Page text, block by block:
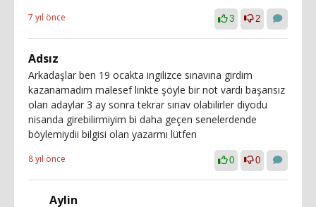
7 yıl önce 3 2
Adsız
Arkadaşlar ben 19 ocakta ingilizce sınavına girdim
kazanamadım malesef linkte şöyle bir not vardı başarısız
olan adaylar 3 ay sonra tekrar sınav olabilirler diyodu
nisanda girebilirmiyim bi daha geçen senelerdende
böylemiydii bilgisi olan yazarmı lütfen
8 yıl önce 0 0
Aylin